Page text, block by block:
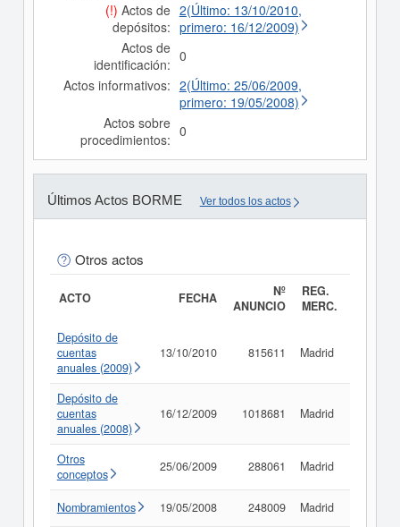
(!) Actos de
depósitos:
2(Último: 13/10/2010,
primero: 16/12/2009)
Actos de
identificación: 0
Actos informativos: 2(Último: 25/06/2009,
primero: 19/05/2008)
Actos sobre
procedimientos: 0
Últimos Actos BORME Ver todos los actos
Otros actos
ACTO FECHA
Nº
ANUNCIO
REG.
MERC.
Depósito de
cuentas
anuales (2009)
13/10/2010 815611 Madrid
Depósito de
cuentas
anuales (2008)
16/12/2009 1018681 Madrid
Otros
conceptos
25/06/2009 288061 Madrid
Nombramientos 19/05/2008 248009 Madrid